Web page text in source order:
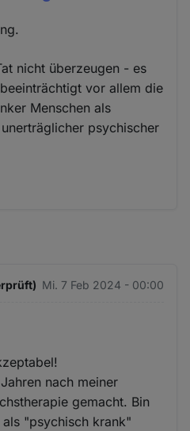
nicht überzeugen - es
vor allem die
Menschen als
psychischer
Mi. 7 Feb 2024 - 00:00
nach meiner
gemacht. Bin
"psychisch krank"